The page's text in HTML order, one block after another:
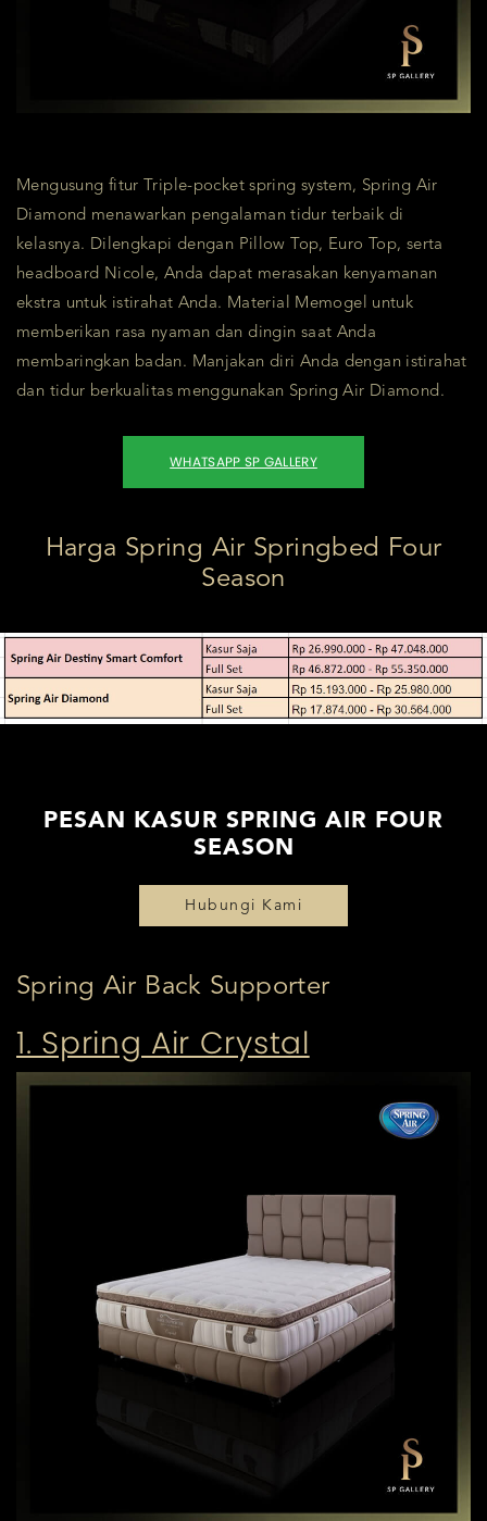
Mengusung fitur Triple-pocket spring system, Spring Air
Diamond menawarkan pengalaman tidur terbaik di
kelasnya. Dilengkapi dengan Pillow Top, Euro Top, serta
headboard Nicole, Anda dapat merasakan kenyamanan
ekstra untuk istirahat Anda. Material Memogel untuk
memberikan rasa nyaman dan dingin saat Anda
membaringkan badan. Manjakan diri Anda dengan istirahat
dan tidur berkualitas menggunakan Spring Air Diamond.
WHATSAPP SP GALLERY
Harga Spring Air Springbed Four
Season
PESAN KASUR SPRING AIR FOUR
SEASON
Hubungi Kami
Spring Air Back Supporter
1. Spring Air Crystal